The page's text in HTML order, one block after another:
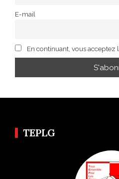
E-mail
En continuant, vous
TEPLG